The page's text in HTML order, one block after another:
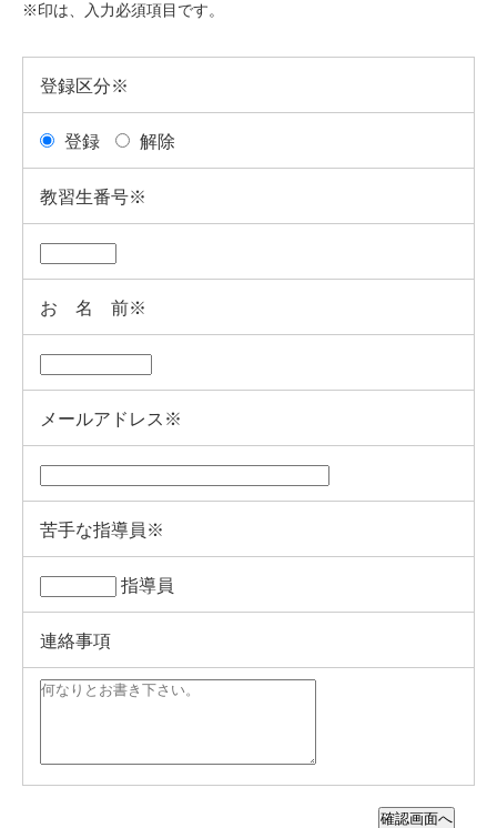
※印は、入力必須項目です。
登録区分※
登録 解除
教習生番号※
お 名 前※
メールアドレス※
苦手な指導員※
指導員
連絡事項